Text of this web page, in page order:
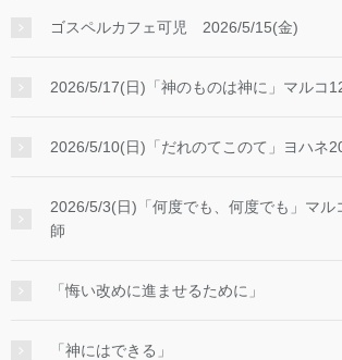
ゴスペルカフェ可児 2026/5/15(金)
2026/5/17(日)「神のものは神に」マルコ
2026/5/10(日)「だれのてこのて」ヨハネ
2026/5/3(日)「何度でも、何度でも」マ
師
「悔い改めに進ませるために」
「神にはできる」